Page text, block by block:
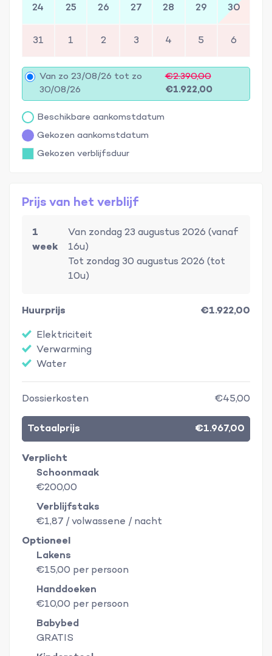
24 25 26 27 28 29 30
31 1 2 3 4 5 6
Van zo 23/08/26 tot zo
30/08/26
€2.390,00
€1.922,00
Beschikbare aankomstdatum
Gekozen aankomstdatum
Gekozen verblijfsduur
Prijs van het verblijf
1
week
Van zondag 23 augustus 2026 (vanaf
16u)
Tot zondag 30 augustus 2026 (tot
10u)
Huurprijs
€1.922,00
Elektriciteit
Verwarming
Water
Dossierkosten €45,00
Totaalprijs €1.967,00
Verplicht
Schoonmaak
€200,00
Verblijfstaks
€1,87 / volwassene / nacht
Optioneel
Lakens
€15,00 per persoon
Handdoeken
€10,00 per persoon
Babybed
GRATIS